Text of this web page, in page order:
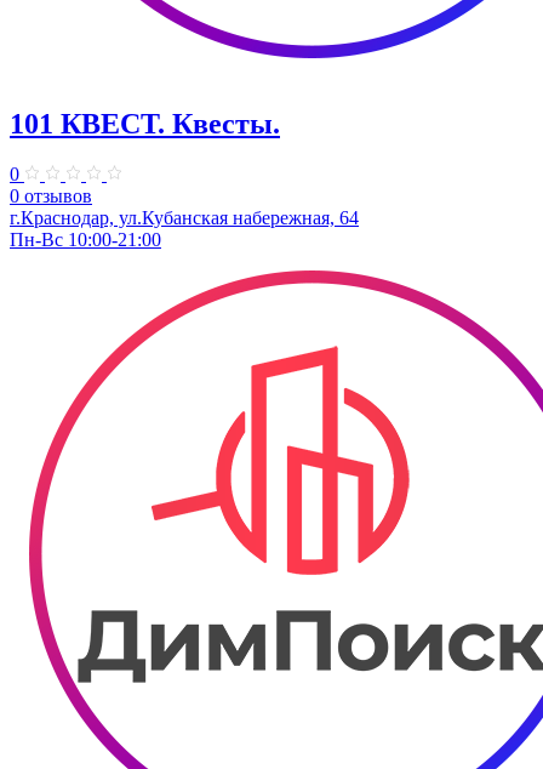
101 КВЕСТ. Квесты.
0
0 отзывов
г.Краснодар, ул.Кубанская набережная, 64
Пн-Вс 10:00-21:00